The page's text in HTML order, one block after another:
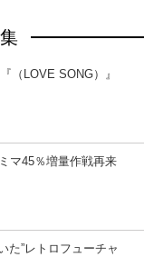
（LOVE SONG）』
マ45％増量作戦再来
”レトロフューチャ